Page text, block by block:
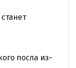
посла из-